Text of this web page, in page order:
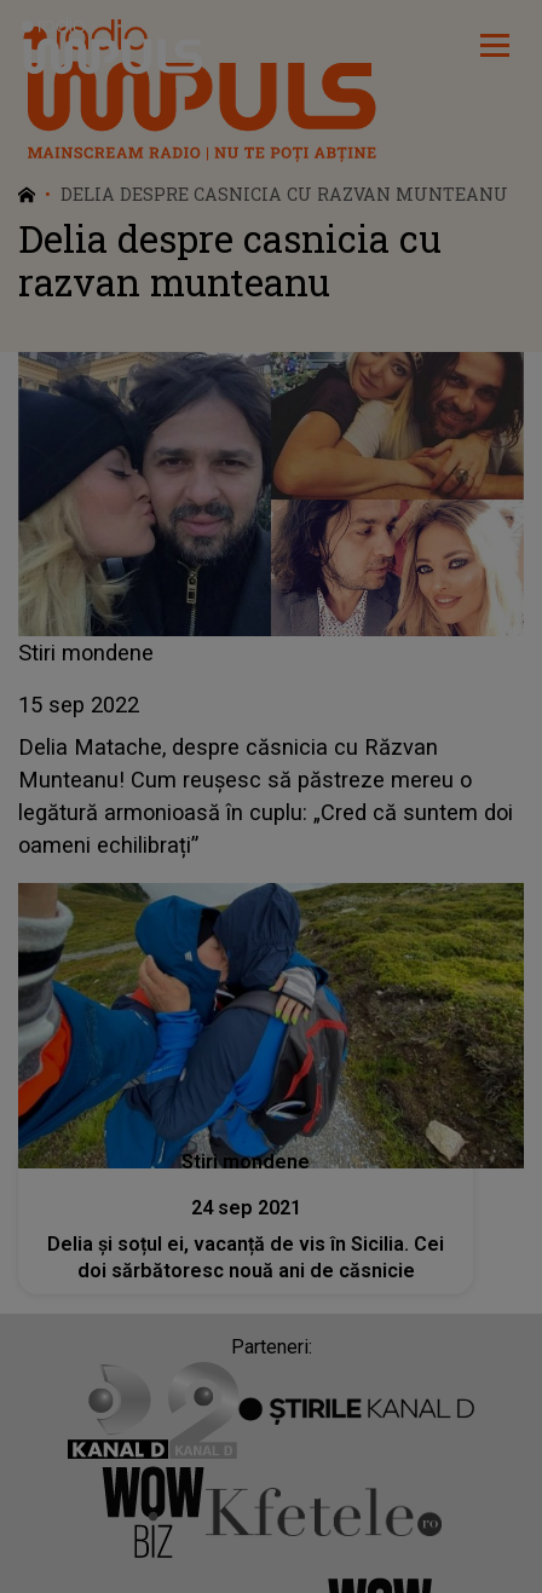
Radio Impuls
DELIA DESPRE CASNICIA CU RAZVAN MUNTEANU
Delia despre casnicia cu
razvan munteanu
Stiri mondene
15 sep 2022
Delia Matache, despre căsnicia cu Răzvan
Munteanu! Cum reușesc să păstreze mereu o
legătură armonioasă în cuplu: „Cred că suntem doi
oameni echilibrați”
Stiri mondene
24 sep 2021
Delia și soțul ei, vacanță de vis în Sicilia. Cei
doi sărbătoresc nouă ani de căsnicie
Parteneri: